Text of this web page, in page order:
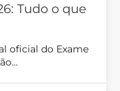
Tudo o que
oficial do Exame